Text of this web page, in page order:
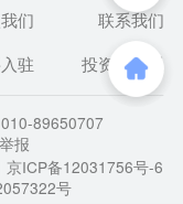
们
联系我们
驻 投资者关系
89650707
报
京ICP备12031756号-6
号